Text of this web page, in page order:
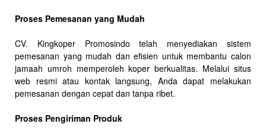
Proses Pemesanan yang Mudah
CV. Kingkoper Promosindo telah menyediakan sistem
pemesanan yang mudah dan efisien untuk membantu calon
jamaah umroh memperoleh koper berkualitas. Melalui situs
web resmi atau kontak langsung, Anda dapat melakukan
pemesanan dengan cepat dan tanpa ribet.
Proses Pengiriman Produk